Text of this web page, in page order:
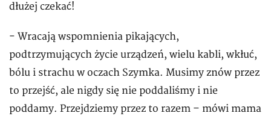
dłużej czekać!
- Wracają wspomnienia pikających,
podtrzymujących życie urządzeń, wielu kabli, wkłuć,
bólu i strachu w oczach Szymka. Musimy znów przez
to przejść, ale nigdy się nie poddaliśmy i nie
poddamy. Przejdziemy przez to razem – mówi mama